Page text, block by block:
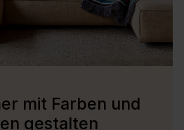
mit Farben und
gestalten